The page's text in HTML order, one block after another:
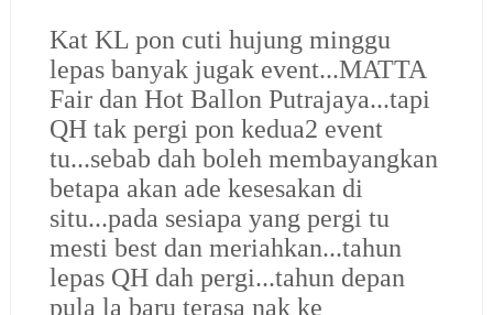
Kat KL pon cuti hujung minggu
lepas banyak jugak event...MATTA
Fair dan Hot Ballon Putrajaya...tapi
QH tak pergi pon kedua2 event
tu...sebab dah boleh membayangkan
betapa akan ade kesesakan di
situ...pada sesiapa yang pergi tu
mesti best dan meriahkan...tahun
lepas QH dah pergi...tahun depan
pula la baru terasa nak ke